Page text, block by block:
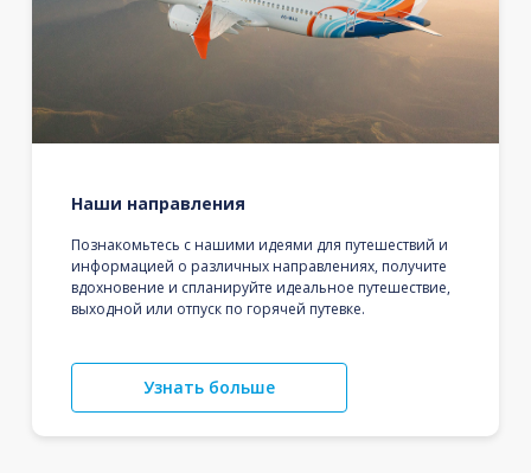
Наши направления
Познакомьтесь с нашими идеями для путешествий и
информацией о различных направлениях, получите
вдохновение и спланируйте идеальное путешествие,
выходной или отпуск по горячей путевке.
Узнать больше